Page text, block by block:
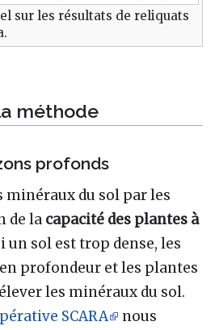
sur les résultats de reliquats
méthode
profonds
minéraux du sol par les
de la capacité des plantes à
un sol est trop dense, les
profondeur et les plantes
les minéraux du sol.
SCARA
nous